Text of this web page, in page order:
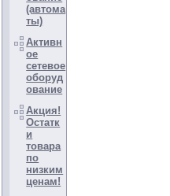
(автома
ты)
Активн
ое
сетевое
оборуд
ование
Акция!
Остатк
и
товара
по
низким
ценам!